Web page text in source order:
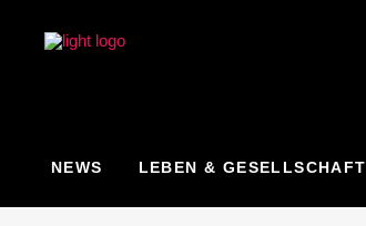
NEWS LEBEN & GESELLSCHAFT